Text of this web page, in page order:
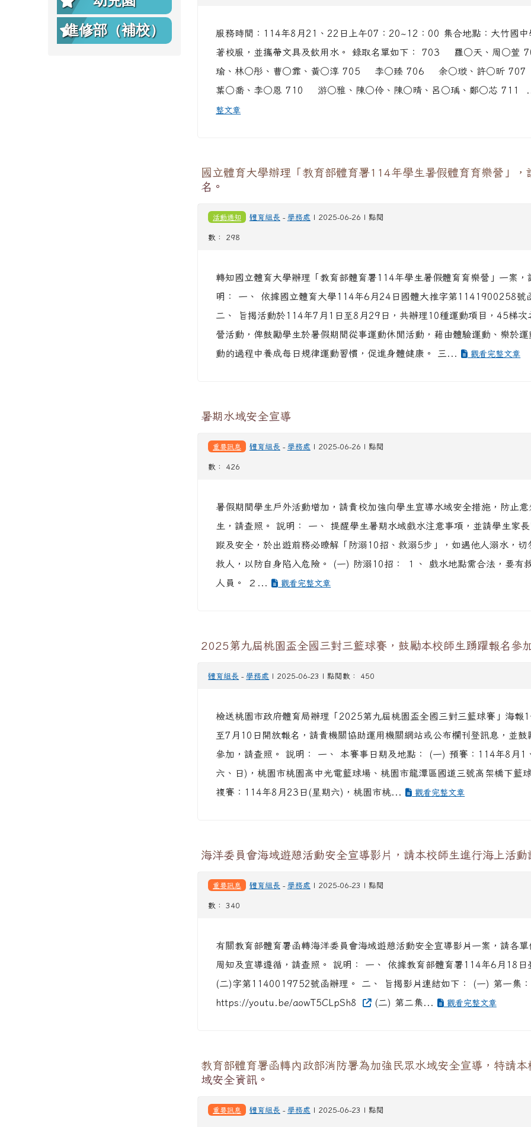
進修部（補校）
服務時間：114年8月21、22日上午07：20~12：00 集合地點：大竹國中
著校服，並攜帶文具及飲用水。 錄取名單如下： 703 羅○天、周○
瑜、林○彤、曹○霏、黃○淳 705 李○臻 706 余○璇、許○昕
葉○喬、李○恩 710 游○雅、陳○伶、陳○晴、呂○瑀、鄭○芯 711
整文章
國立體育大學辦理「教育部體育署114年學生暑假體育育樂營」，
名。
活動通知 體育組長 - 學務處 | 2025-06-26 | 點閱
數： 298
轉知國立體育大學辦理「教育部體育署114年學生暑假體育育樂營」一案，
明： 一、 依據國立體育大學114年6月24日國體大推字第1141900258號
二、 旨揭活動於114年7月1日至8月29日，共辦理10種運動項目，45梯次
營活動，俾鼓勵學生於暑假期間從事運動休閒活動，藉由體驗運動、樂於運
動的過程中養成每日規律運動習慣，促進身體健康。 三...
觀看完整文章
暑期水域安全宣導
重要訊息 體育組長 - 學務處 | 2025-06-26 | 點閱
數： 426
暑假期間學生戶外活動增加，請貴校加強向學生宣導水域安全措施，防止意
生，請查照。 說明： 一、 提醒學生暑期水域戲水注意事項，並請學生家
蹤及安全，於出遊前務必瞭解「防溺10招、救溺5步」，如遇他人溺水，切
救人，以防自身陷入危險。 (一) 防溺10招： １、 戲水地點需合法，要有
人員。 ２...
觀看完整文章
2025第九屆桃園盃全國三對三籃球賽，鼓勵本校師生踴躍報名參
體育組長 - 學務處 | 2025-06-23 | 點閱數： 450
檢送桃園市政府體育局辦理「2025第九屆桃園盃全國三對三籃球賽」海報
至7月10日開放報名，請貴機關協助運用機關網站或公布欄刊登訊息，並鼓
參加，請查照。 說明： 一、 本賽事日期及地點： (一) 預賽：114年8月1
六、日)，桃園市桃園高中光電籃球場、桃園市龍潭區國道三號高架橋下籃
複賽：114年8月23日(星期六)，桃園市桃...
觀看完整文章
海洋委員會海域遊憩活動安全宣導影片，請本校師生進行海上活動
重要訊息 體育組長 - 學務處 | 2025-06-23 | 點閱
數： 340
有關教育部體育署函轉海洋委員會海域遊憩活動安全宣導影片一案，請各單
周知及宣導遵循，請查照。 說明： 一、 依據教育部體育署114年6月18日
(二)字第1140019752號函辦理。 二、 旨揭影片連結如下： (一) 第一集：
https://youtu.be/aowT5CLpSh8
(二) 第二集... 觀看完整文章
教育部體育署函轉內政部消防署為加強民眾水域安全宣導，特請本
域安全資訊。
重要訊息 體育組長 - 學務處 | 2025-06-23 | 點閱